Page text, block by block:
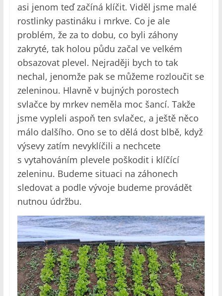
asi jenom teď začíná klíčit. Viděl jsme malé
rostlinky pastináku i mrkve. Co je ale
problém, že za to dobu, co byli záhony
zakryté, tak holou půdu začal ve velkém
obsazovat plevel. Nejraději bych to tak
nechal, jenomže pak se můžeme rozloučit se
zeleninou. Hlavně v bujných porostech
svlačce by mrkev neměla moc šancí. Takže
jsme vypleli aspoň ten svlačec, a ještě něco
málo dalšího. Ono se to dělá dost blbě, když
výsevy zatím nevyklíčili a nechcete
s vytahováním plevele poškodit i klíčící
zeleninu. Budeme situaci na záhonech
sledovat a podle vývoje budeme provádět
nutnou údržbu.